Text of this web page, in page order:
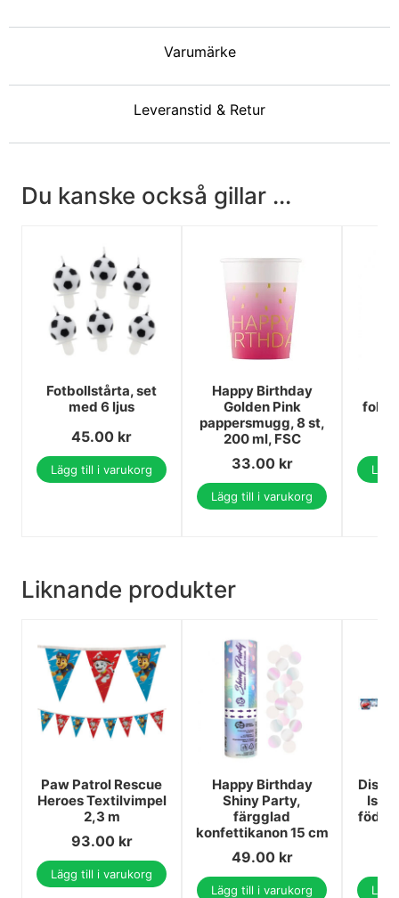
Varumärke
Leveranstid & Retur
Du kanske också gillar ...
Fotbollstårta, set
med 6 ljus
45.00 kr
Lägg till i varukorg
Happy Birthday
Golden Pink
pappersmugg, 8 st,
200 ml, FSC
33.00 kr
Lägg till i varukorg
Liknande produkter
Paw Patrol Rescue
Heroes Textilvimpel
2,3 m
93.00 kr
Lägg till i varukorg
Happy Birthday
Shiny Party,
färgglad
konfettikanon 15 cm
49.00 kr
Lägg till i varukorg
Is